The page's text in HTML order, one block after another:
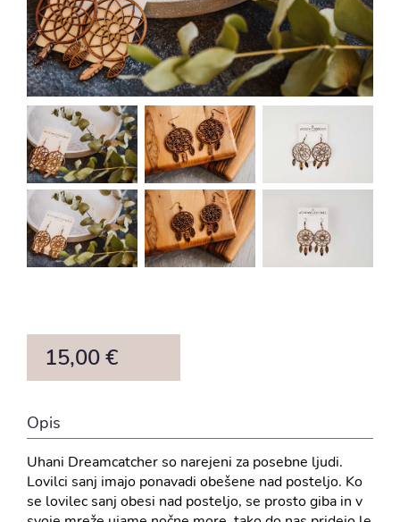
15,00 €
Opis
Uhani Dreamcatcher so narejeni za posebne ljudi.
Lovilci sanj imajo ponavadi obešene nad posteljo. Ko
se lovilec sanj obesi nad posteljo, se prosto giba in v